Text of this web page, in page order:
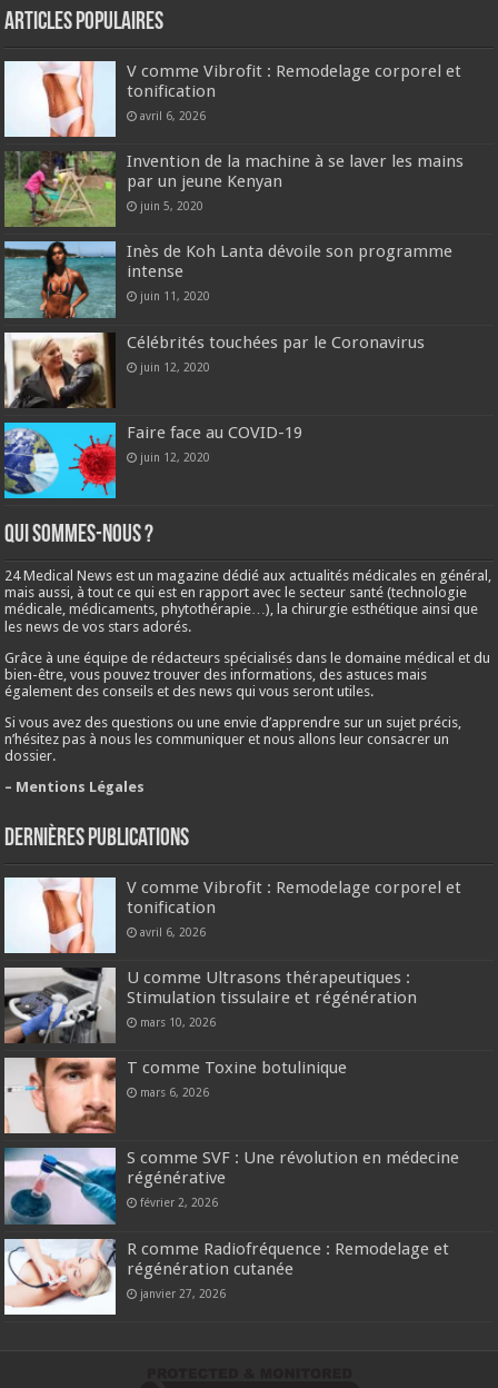
Articles populaires
V comme Vibrofit : Remodelage corporel et
tonification
avril 6, 2026
Invention de la machine à se laver les mains
par un jeune Kenyan
juin 5, 2020
Inès de Koh Lanta dévoile son programme
intense
juin 11, 2020
Célébrités touchées par le Coronavirus
juin 12, 2020
Faire face au COVID-19
juin 12, 2020
Qui sommes-nous ?
24 Medical News est un magazine dédié aux actualités médicales en général,
mais aussi, à tout ce qui est en rapport avec le secteur santé (technologie
médicale, médicaments, phytothérapie…), la chirurgie esthétique ainsi que
les news de vos stars adorés.
Grâce à une équipe de rédacteurs spécialisés dans le domaine médical et du
bien-être, vous pouvez trouver des informations, des astuces mais
également des conseils et des news qui vous seront utiles.
Si vous avez des questions ou une envie d’apprendre sur un sujet précis,
n’hésitez pas à nous les communiquer et nous allons leur consacrer un
dossier.
– Mentions Légales
Dernières publications
V comme Vibrofit : Remodelage corporel et
tonification
avril 6, 2026
U comme Ultrasons thérapeutiques :
Stimulation tissulaire et régénération
mars 10, 2026
T comme Toxine botulinique
mars 6, 2026
S comme SVF : Une révolution en médecine
régénérative
février 2, 2026
R comme Radiofréquence : Remodelage et
régénération cutanée
janvier 27, 2026